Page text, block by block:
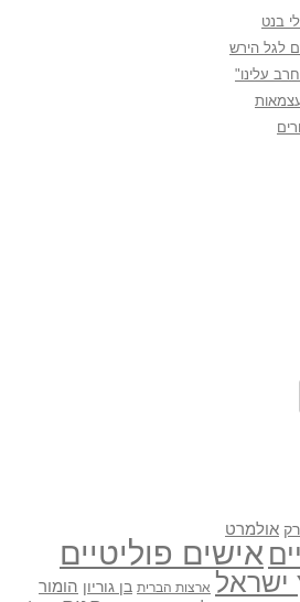
בנט
לגל הירש
אולמרט
אישים פוליטיים
ישראל ארצות הברית בן גוריון הומור